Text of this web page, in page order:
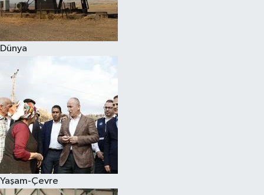
Dünya
Yaşam-Çevre
Hava Durumu
Kadın
Kültür Sanat
Sağlık
Siyaset
Teknoloji